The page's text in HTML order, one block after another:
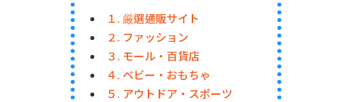
１. 厳選通販サイト
２. ファッション
３. モール・百貨店
４. ベビー・おもちゃ
５. アウトドア・スポーツ